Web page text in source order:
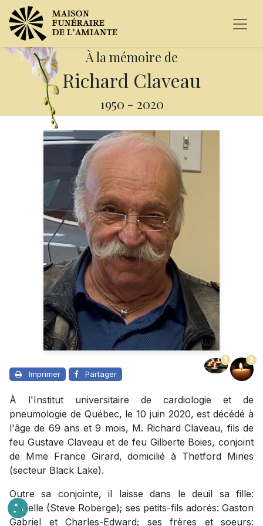
À la mémoire de
Richard Claveau
1950 - 2020
Imprimer Partager
1 2
À l'Institut universitaire de cardiologie et de
pneumologie de Québec, le 10 juin 2020, est décédé à
l'âge de 69 ans et 9 mois, M. Richard Claveau, fils de
feu Gustave Claveau et de feu Gilberte Boies, conjoint
de Mme France Girard, domicilié à Thetford Mines
(secteur Black Lake).
Outre sa conjointe, il laisse dans le deuil sa fille:
Isabelle (Steve Roberge); ses petits-fils adorés: Gaston
Gabriel et Charles-Edward; ses frères et soeurs: